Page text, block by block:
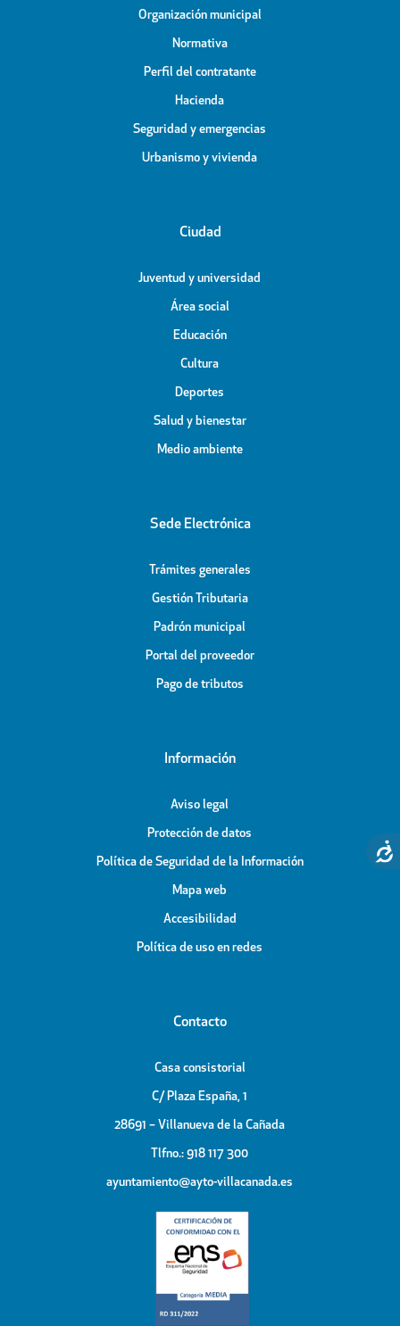
Organización municipal
Normativa
Perfil del contratante
Hacienda
Seguridad y emergencias
Urbanismo y vivienda
Ciudad
Juventud y universidad
Área social
Educación
Cultura
Deportes
Salud y bienestar
Medio ambiente
Sede Electrónica
Trámites generales
Gestión Tributaria
Padrón municipal
Portal del proveedor
Pago de tributos
Información
Aviso legal
Protección de datos
Política de Seguridad de la Información
Mapa web
Accesibilidad
Política de uso en redes
Contacto
Casa consistorial
C/ Plaza España, 1
28691 – Villanueva de la Cañada
Tlfno.: 918 117 300
ayuntamiento@ayto-villacanada.es